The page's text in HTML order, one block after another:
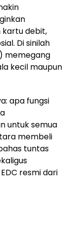
kartu debit,
Di sinilah
memegang
kecil maupun
apa fungsi
untuk semua
membeli
tuntas
resmi dari